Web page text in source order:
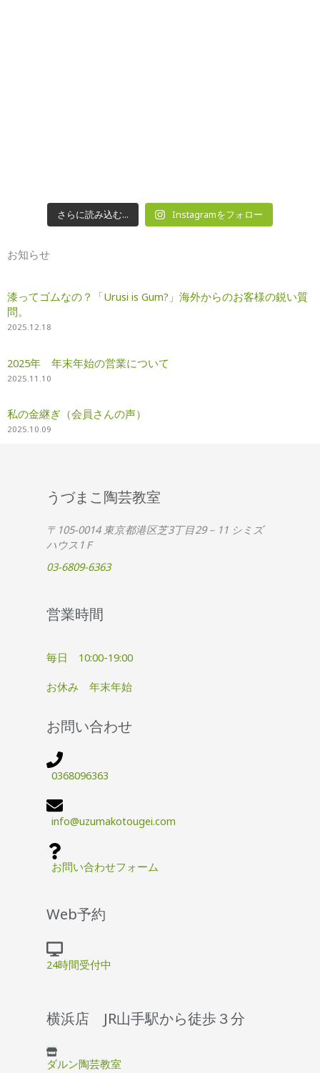
さらに読み込む... Instagramをフォロー
お知らせ
漆ってゴムなの？「Urusi is Gum?」海外からのお客様の鋭い質
問。
2025.12.18
2025年 年末年始の営業について
2025.11.10
私の金継ぎ（会員さんの声）
2025.10.09
うづまこ陶芸教室
〒105-0014 東京都港区芝3丁目29－11 シミズ
ハウス1Ｆ
03-6809-6363
営業時間
毎日 10:00-19:00
お休み 年末年始
お問い合わせ
0368096363
info@uzumakotougei.com
お問い合わせフォーム
Web予約
24時間受付中
横浜店 JR山手駅から徒歩３分
ダルン陶芸教室